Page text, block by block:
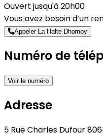
Ouvert jusqu'à 20h00
Vous avez besoin d’un
Appeler La Halte Dhornoy
Numéro de
Voir le numéro
Adresse
5 Rue Charles Dufour